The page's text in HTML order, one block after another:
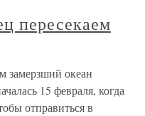
пересекаем
замерзший океан
15 февраля, когда
отправиться в